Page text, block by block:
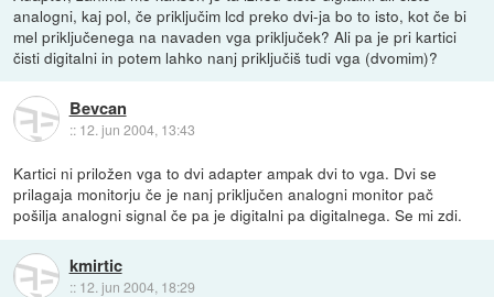
analogni, kaj pol, če priključim lcd preko dvi-ja bo to isto, kot če bi
mel priključenega na navaden vga priključek? Ali pa je pri kartici
čisti digitalni in potem lahko nanj priključiš tudi vga (dvomim)?
Bevcan
:: 12. jun 2004, 13:43
Kartici ni priložen vga to dvi adapter ampak dvi to vga. Dvi se
prilagaja monitorju če je nanj priključen analogni monitor pač
pošilja analogni signal če pa je digitalni pa digitalnega. Se mi zdi.
kmirtic
:: 12. jun 2004, 18:29